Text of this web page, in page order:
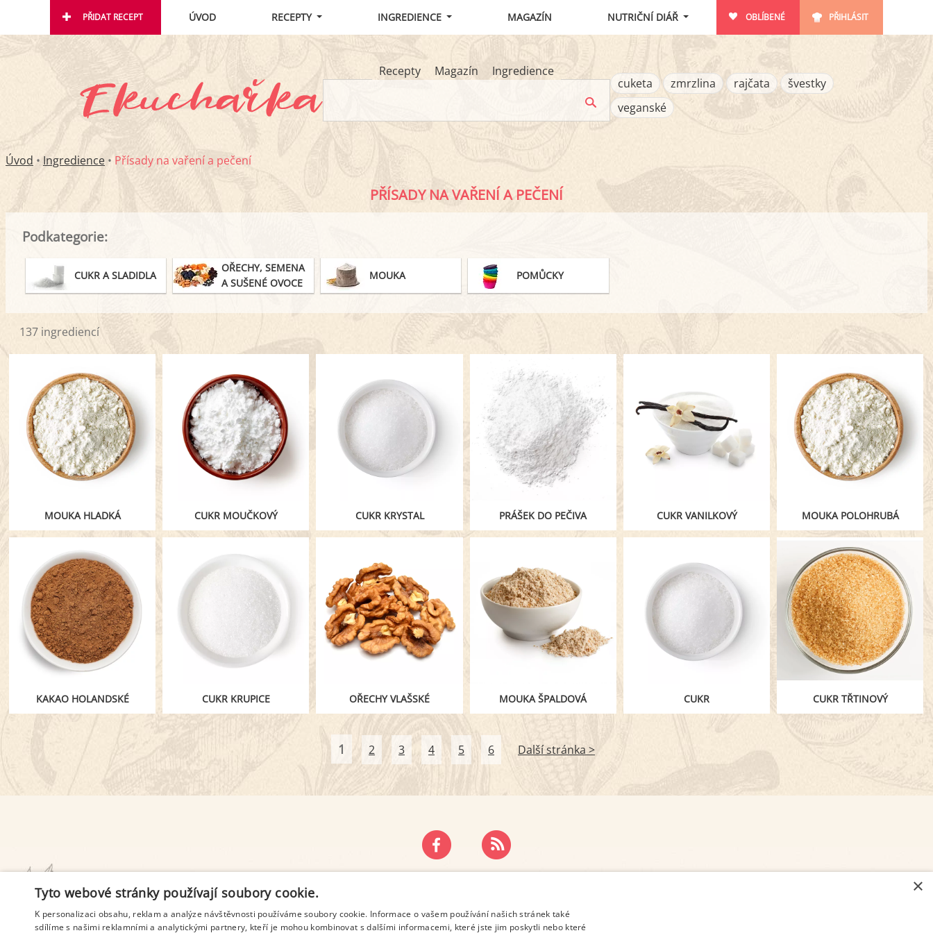
PŘIDAT RECEPT ÚVOD RECEPTY INGREDIENCE MAGAZÍN NUTRIČNÍ DIÁŘ OBLÍBENÉ PŘIHLÁSIT
Recepty Magazín
Ingredience
cuketa
zmrzlina rajčata
švestky
veganské
Úvod • Ingredience • Přísady na vaření a pečení
PŘÍSADY NA VAŘENÍ A PEČENÍ
Podkategorie:
CUKR A SLADIDLA
OŘECHY, SEMENA
A SUŠENÉ OVOCE
MOUKA POMŮCKY
137 ingrediencí
MOUKA HLADKÁ CUKR MOUČKOVÝ CUKR KRYSTAL PRÁŠEK DO PEČIVA CUKR VANILKOVÝ MOUKA POLOHRUBÁ
KAKAO HOLANDSKÉ CUKR KRUPICE OŘECHY VLAŠSKÉ MOUKA ŠPALDOVÁ CUKR CUKR TŘTINOVÝ
1 2 3 4 5 6 Další stránka >
PODMÍNKY UŽITÍ ZÁSADY OCHRANY OSOBNÍCH ÚDAJŮ ×
Tyto webové stránky používají soubory cookie.
K personalizaci obsahu, reklam a analýze návštěvnosti používáme soubory cookie. Informace o vašem používání našich stránek také
sdílíme s našimi reklamními a analytickými partnery, kteří je mohou kombinovat s dalšími informacemi, které jste jim poskytli nebo které